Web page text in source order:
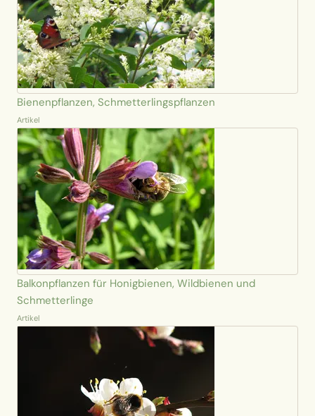
Bienenpflanzen, Schmetterlingspflanzen
Artikel
Balkonpflanzen für Honigbienen, Wildbienen und
Schmetterlinge
Artikel